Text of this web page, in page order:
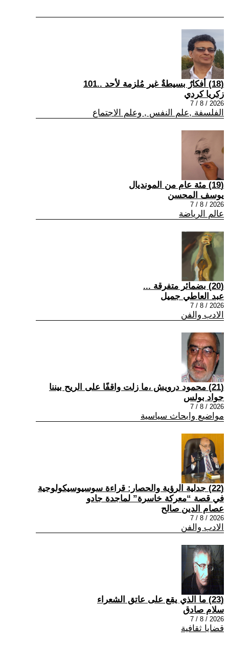
(18) أفكارٌ بسيطةٌ غير مُلزمة لأحد ..101
زكريا كردي
2026 / 8 / 7
الفلسفة ,علم النفس , وعلم الاجتماع
(19) مئة عام من المونديال
يوسف المحسن
2026 / 8 / 7
عالم الرياضة
(20) بضمائر متفرقة ...
عبد العاطي جميل
2026 / 8 / 7
الادب والفن
(21) محمود درويش ،ما زلت واقفًا على الريح بيننا
جواد بولس
2026 / 8 / 7
مواضيع وابحاث سياسية
(22) جدلية الرؤية والحصار: قراءة سوسيوسيكولوجية
في قصة “معركة خاسرة” لماجدة جادو
عصام الدين صالح
2026 / 8 / 7
الادب والفن
(23) ما الذي يقع على عاتق الشعراء
سلام صادق
2026 / 8 / 7
قضايا ثقافية